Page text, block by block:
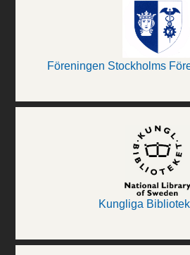
Föreningen Stockholms
Kungliga